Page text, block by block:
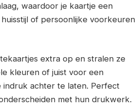
waardoor je kaartje een
of persoonlijke voorkeuren
extra op en stralen ze
kleuren of juist voor een
indruk achter te laten. Perfect
met hun drukwerk.